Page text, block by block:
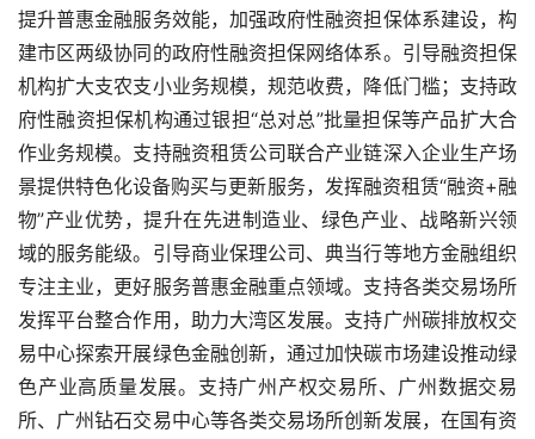
提升普惠金融服务效能，加强政府性融资担保体系建设，构
建市区两级协同的政府性融资担保网络体系。引导融资担保
机构扩大支农支小业务规模，规范收费，降低门槛；支持政
府性融资担保机构通过银担“总对总”批量担保等产品扩大合
作业务规模。支持融资租赁公司联合产业链深入企业生产场
景提供特色化设备购买与更新服务，发挥融资租赁“融资+融
物”产业优势，提升在先进制造业、绿色产业、战略新兴领
域的服务能级。引导商业保理公司、典当行等地方金融组织
专注主业，更好服务普惠金融重点领域。支持各类交易场所
发挥平台整合作用，助力大湾区发展。支持广州碳排放权交
易中心探索开展绿色金融创新，通过加快碳市场建设推动绿
色产业高质量发展。支持广州产权交易所、广州数据交易
所、广州钻石交易中心等各类交易场所创新发展，在国有资